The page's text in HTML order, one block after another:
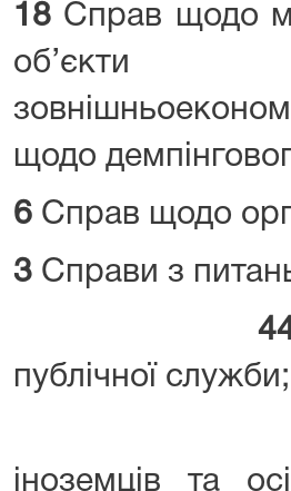
18 Справ щодо
об’єкти
щодо
6 Справ щодо
3 Справи з
публічної служби;
іноземців та